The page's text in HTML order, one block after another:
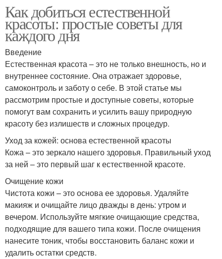
Как добиться естественной
красоты: простые советы для
каждого дня
Введение
Естественная красота – это не только внешность, но и
внутреннее состояние. Она отражает здоровье,
самоконтроль и заботу о себе. В этой статье мы
рассмотрим простые и доступные советы, которые
помогут вам сохранить и усилить вашу природную
красоту без излишеств и сложных процедур.
Уход за кожей: основа естественной красоты
Кожа – это зеркало нашего здоровья. Правильный уход
за ней – это первый шаг к естественной красоте.
Очищение кожи
Чистота кожи – это основа ее здоровья. Удаляйте
макияж и очищайте лицо дважды в день: утром и
вечером. Используйте мягкие очищающие средства,
подходящие для вашего типа кожи. После очищения
нанесите тоник, чтобы восстановить баланс кожи и
удалить остатки средств.